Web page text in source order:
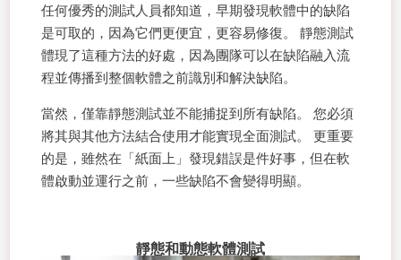
任何優秀的測試人員都知道，早期發現軟體中的缺陷
是可取的，因為它們更便宜，更容易修復。 靜態測試
體現了這種方法的好處，因為團隊可以在缺陷融入流
程並傳播到整個軟體之前識別和解決缺陷。
當然，僅靠靜態測試並不能捕捉到所有缺陷。 您必須
將其與其他方法結合使用才能實現全面測試。 更重要
的是，雖然在「紙面上」發現錯誤是件好事，但在軟
體啟動並運行之前，一些缺陷不會變得明顯。
靜態和動態軟體測試